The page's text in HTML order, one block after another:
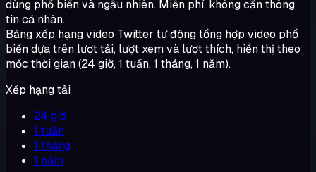
dùng phổ biến và ngẫu nhiên. Miễn phí, không cần thông
tin cá nhân.
Bảng xếp hạng video Twitter tự động tổng hợp video phổ
biến dựa trên lượt tải, lượt xem và lượt thích, hiển thị theo
mốc thời gian (24 giờ, 1 tuần, 1 tháng, 1 năm).
Xếp hạng tải
24 giờ
1 tuần
1 tháng
1 năm